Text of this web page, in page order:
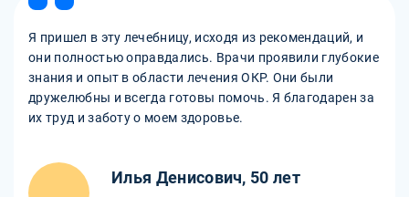
Я пришел в эту лечебницу, исходя из рекомендаций, и
они полностью оправдались. Врачи проявили глубокие
знания и опыт в области лечения ОКР. Они были
дружелюбны и всегда готовы помочь. Я благодарен за
их труд и заботу о моем здоровье.
Илья Денисович, 50 лет